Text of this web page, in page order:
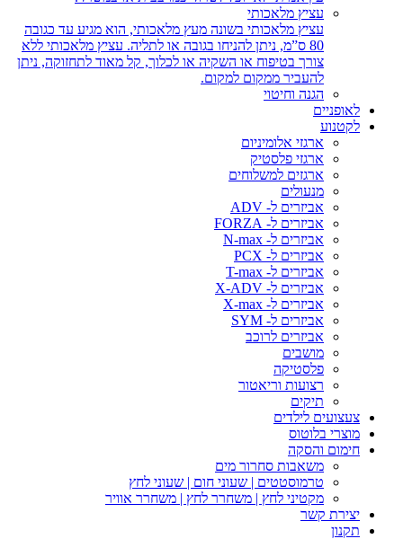
עציץ מלאכותי
עציץ מלאכותי בשונה מעץ מלאכותי, הוא מגיע עד כגובה
80 ס”מ, ניתן להניחו בגובה או לתליה. עציץ מלאכותי ללא
צורך בטיפוח או השקיה או לכלוך, קל מאוד לתחזוקה, ניתן
להעביר ממקום למקום.
הגנה וחיטוי
לאופניים
לקטנוע
ארגזי אלומיניום
ארגזי פלסטיק
ארגזים למשלוחים
מנעולים
אביזרים ל- ADV
אביזרים ל- FORZA
אביזרים ל- N-max
אביזרים ל- PCX
אביזרים ל- T-max
אביזרים ל- X-ADV
אביזרים ל- X-max
אביזרים ל- SYM
אביזרים לרוכב
מושבים
פלסטיקה
רצועות וריאטור
תיקים
צעצועים לילדים
מוצרי בלוטוס
חימום והסקה
משאבות סחרור מים
טרמוסטטים | שעוני חום | שעוני לחץ
מקטיני לחץ | משחרר לחץ | משחרר אוויר
יצירת קשר
תקנון